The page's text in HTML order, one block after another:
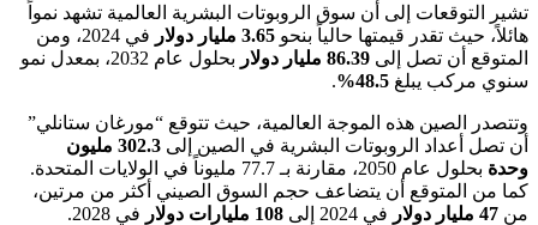
تشير التوقعات إلى أن سوق الروبوتات البشرية العالمية تشهد نمواً
هائلاً، حيث تقدر قيمتها حالياً بنحو 3.65 مليار دولار
في 2024، ومن
المتوقع أن تصل إلى 86.39 مليار دولار
بحلول عام 2032، بمعدل نمو
سنوي مركب يبلغ 48.5%
.
وتتصدر الصين هذه الموجة العالمية، حيث تتوقع “مورغان ستانلي”
أن تصل أعداد الروبوتات البشرية في الصين إلى
302.3 مليون
وحدة
بحلول عام 2050، مقارنة بـ 77.7 مليوناً في الولايات المتحدة.
كما من المتوقع أن يتضاعف حجم السوق الصيني أكثر من مرتين،
من 47 مليار دولار في 2024 إلى 108 مليارات دولار في 2028.